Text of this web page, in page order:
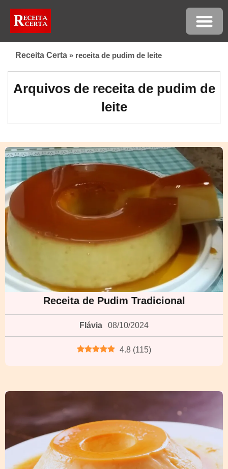
Receita Certa » receita de pudim de leite
Arquivos de receita de pudim de
leite
Receita de Pudim Tradicional
Flávia 08/10/2024
4.8 (115)